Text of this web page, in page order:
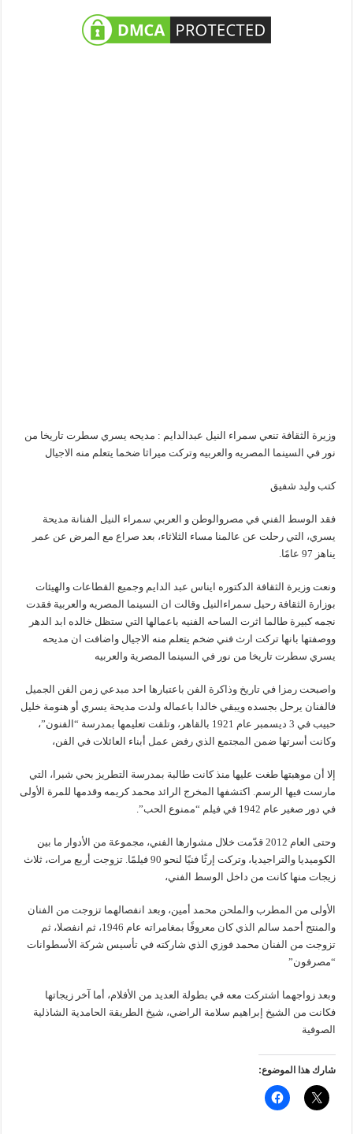
وزيرة الثقافة تنعي سمراء النيل عبدالدايم : مديحه يسري سطرت تاريخا من
نور في السينما المصريه والعربيه وتركت ميراثا ضخما يتعلم منه الاجيال
كتب وليد شفيق
فقد الوسط الفني في مصروالوطن و ‎العربي سمراء النيل الفنانة مديحة
يسري، التي رحلت عن عالمنا مساء ‎الثلاثاء، بعد صراع مع المرض عن عمر
يناهز 97 عامًا.
ونعت وزيرة الثقافة الدكتوره ايناس عبد الدايم وجميع القطاعات والهيئات
بوزارة الثقافة رحيل سمراءالنيل وقالت ان السينما المصريه والعربية فقدت
نجمه كبيرة طالما اثرت الساحه الفنيه باعمالها التي ستظل خالده ابد الدهر
ووصفتها بانها تركت ارث فني ضخم يتعلم منه الاجيال واضافت ان مديحه
يسري سطرت تاريخا من نور في السينما المصرية والعربيه
واصبحت رمزا في تاريخ وذاكرة الفن باعتبارها احد مبدعي زمن الفن الجميل
فالفنان يرحل بجسده ويبقي خالدا باعماله ‎ولدت مديحة يسري أو هنومة خليل
حبيب في 3 ديسمبر عام 1921 بالقاهر، وتلقت تعليمها بمدرسة “الفنون”،
وكانت أسرتها ضمن المجتمع الذي رفض عمل أبناء العائلات في الفن،
إلا أن موهبتها طغت عليها منذ كانت طالبة بمدرسة التطريز بحي شبرا، التي
مارست فيها الرسم. ‎اكتشفها المخرج الرائد محمد كريمه وقدمها للمرة الأولى
في دور صغير عام 1942 في فيلم “ممنوع الحب”.
وحتى العام 2012 قدّمت خلال مشوارها الفني، مجموعة من الأدوار ما بين
الكوميديا والتراجيديا، وتركت إرثًا فنيًا لنحو 90 فيلمًا. ‎تزوجت أربع مرات، ثلاث
زيجات منها كانت من داخل الوسط الفني،
الأولى من المطرب والملحن محمد أمين، وبعد انفصالهما تزوجت من الفنان
والمنتج أحمد سالم الذي كان معروفًا بمغامراته عام 1946، ثم انفصلا، ثم
تزوجت من الفنان محمد فوزي الذي شاركته في تأسيس شركة الأسطوانات
“مصرفون”
وبعد زواجهما اشتركت معه في بطولة العديد من الأفلام، أما آخر زيجاتها
فكانت من الشيخ إبراهيم سلامة الراضي، شيخ الطريقة الحامدية الشاذلية
الصوفية
شارك هذا الموضوع: